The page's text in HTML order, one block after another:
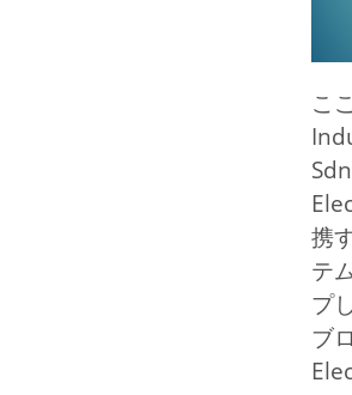
こ
携
テ
プ
ブ